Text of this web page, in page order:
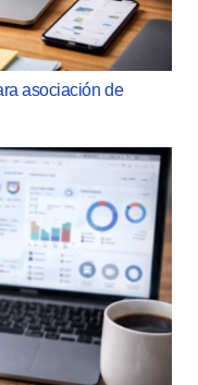
asociación de